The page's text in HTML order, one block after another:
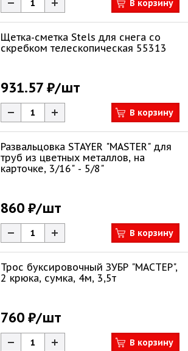
В корзину
Щетка-сметка Stels для снега со
скребком телескопическая 55313
931.57 ₽/шт
В корзину
Развальцовка STAYER "MASTER" для
труб из цветных металлов, на
карточке, 3/16" - 5/8"
860 ₽/шт
В корзину
Трос буксировочный ЗУБР "МАСТЕР",
2 крюка, сумка, 4м, 3,5т
760 ₽/шт
В корзину